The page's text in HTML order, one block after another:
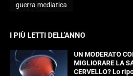
guerra mediatica
I PIÙ LETTI DELL’ANNO
UN MODERATO
MIGLIORARE LA
CERVELLO? Lo